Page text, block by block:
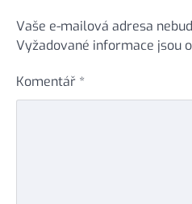
Vaše e-mailová adresa
Vyžadované informace jsou
Komentář *